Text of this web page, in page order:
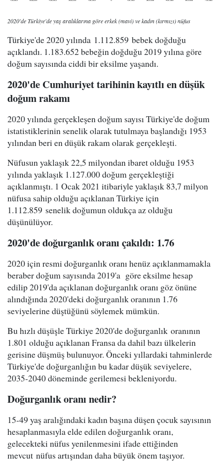
2020'de Türkiye'de yaş aralıklarına göre erkek (mavi) ve kadın (kırmızı) nüfus
Türkiye'de 2020 yılında 1.112.859 bebek doğduğu
açıklandı. 1.183.652 bebeğin doğduğu 2019 yılına göre
doğum sayısında ciddi bir eksilme yaşandı.
2020'de Cumhuriyet tarihinin kayıtlı en düşük
doğum rakamı
2020 yılında gerçekleşen doğum sayısı Türkiye'de doğum
istatistiklerinin senelik olarak tutulmaya başlandığı 1953
yılından beri en düşük rakam olarak gerçekleşti.
Nüfusun yaklaşık 22,5 milyondan ibaret olduğu 1953
yılında yaklaşık 1.127.000 doğum gerçekleştiği
açıklanmıştı. 1 Ocak 2021 itibariyle yaklaşık 83,7 milyon
nüfusa sahip olduğu açıklanan Türkiye için
1.112.859 senelik doğumun oldukça az olduğu
düşünülüyor.
2020'de doğurganlık oranı çakıldı: 1.76
2020 için resmi doğurganlık oranı henüz açıklanmamakla
beraber doğum sayısında 2019'a göre eksilme hesap
edilip 2019'da açıklanan doğurganlık oranı göz önüne
alındığında 2020'deki doğurganlık oranının 1.76
seviyelerine düştüğünü söylemek mümkün.
Bu hızlı düşüşle Türkiye 2020'de doğurganlık oranının
1.801 olduğu açıklanan Fransa da dahil bazı ülkelerin
gerisine düşmüş bulunuyor. Önceki yıllardaki tahminlerde
Türkiye'de doğurganlığın bu kadar düşük seviyelere,
2035-2040 döneminde gerilemesi bekleniyordu.
Doğurganlık oranı nedir?
15-49 yaş aralığındaki kadın başına düşen çocuk sayısının
hesaplanmasıyla elde edilen doğurganlık oranı,
gelecekteki nüfus yenilenmesini ifade ettiğinden
mevcut nüfus artışından daha büyük önem taşıyor.